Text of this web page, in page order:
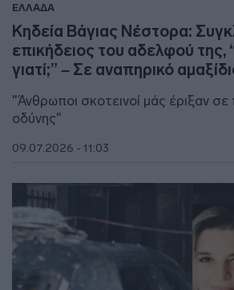
ΕΛΛΑΔΑ
Κηδεία Βάγιας Νέστορα:
επικήδειος του αδελφού της,
γιατί;” – Σε αναπηρικό
"Άνθρωποι σκοτεινοί μάς έριξαν σε
οδύνης"
09.07.2026 - 11:03